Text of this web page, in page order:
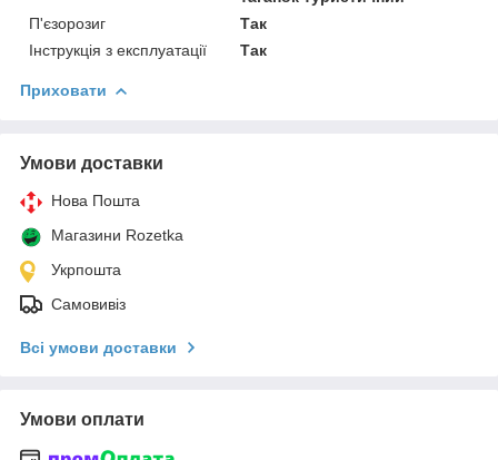
П'єзорозиг
Так
Інструкція з експлуатації
Так
Приховати
Умови доставки
Нова Пошта
Магазини Rozetka
Укрпошта
Самовивіз
Всі умови доставки
Умови оплати